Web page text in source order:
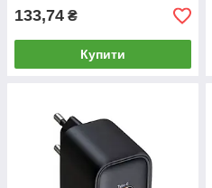
133,74 ₴
Купити